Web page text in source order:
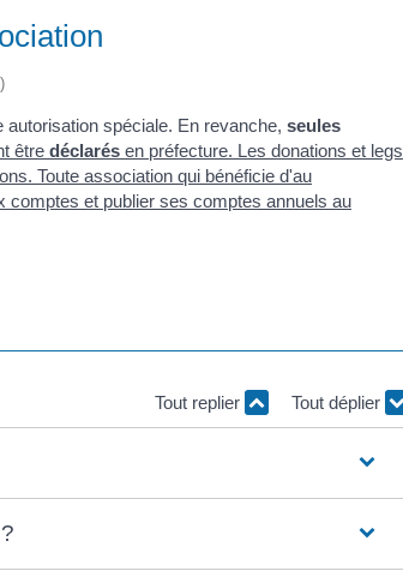
spéciale. En revanche, seules
être déclarés en préfecture. Les donations et legs
Toute association qui bénéficie d'au
et publier ses comptes annuels au
Tout replier Tout déplier